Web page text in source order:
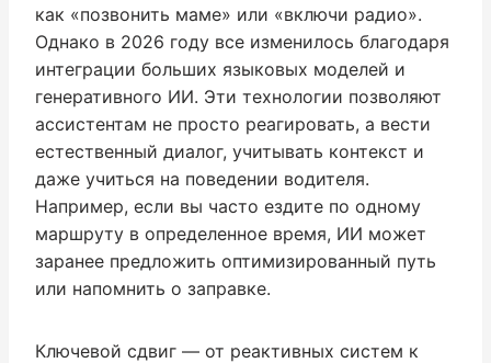
как «позвонить маме» или «включи радио».
Однако в 2026 году все изменилось благодаря
интеграции больших языковых моделей и
генеративного ИИ. Эти технологии позволяют
ассистентам не просто реагировать, а вести
естественный диалог, учитывать контекст и
даже учиться на поведении водителя.
Например, если вы часто ездите по одному
маршруту в определенное время, ИИ может
заранее предложить оптимизированный путь
или напомнить о заправке.
Ключевой сдвиг — от реактивных систем к